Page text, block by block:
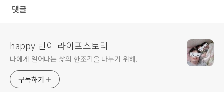
댓글
happy 빈이 라이프스토리
나에게 일어나는 삶의 한조각을 나누기 위해.
구독하기